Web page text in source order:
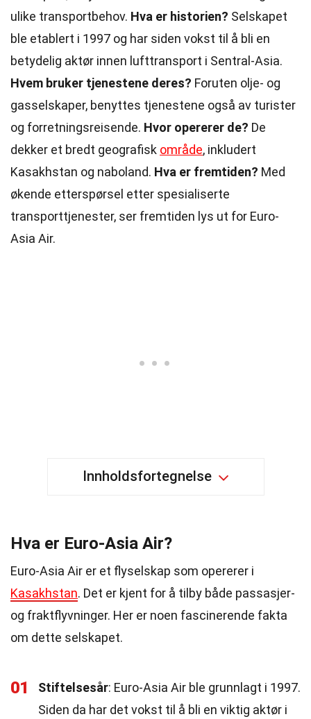
ulike transportbehov. Hva er historien? Selskapet
ble etablert i 1997 og har siden vokst til å bli en
betydelig aktør innen lufttransport i Sentral-Asia.
Hvem bruker tjenestene deres? Foruten olje- og
gasselskaper, benyttes tjenestene også av turister
og forretningsreisende. Hvor opererer de? De
dekker et bredt geografisk område, inkludert
Kasakhstan og naboland. Hva er fremtiden? Med
økende etterspørsel etter spesialiserte
transporttjenester, ser fremtiden lys ut for Euro-
Asia Air.
Innholdsfortegnelse
Hva er Euro-Asia Air?
Euro-Asia Air er et flyselskap som opererer i
Kasakhstan. Det er kjent for å tilby både passasjer-
og fraktflyvninger. Her er noen fascinerende fakta
om dette selskapet.
01 Stiftelsesår: Euro-Asia Air ble grunnlagt i 1997.
Siden da har det vokst til å bli en viktig aktør i